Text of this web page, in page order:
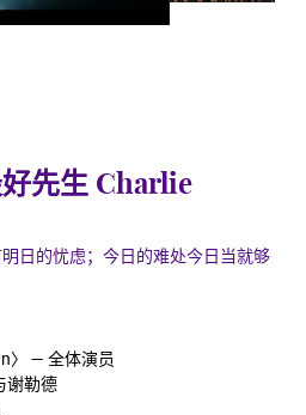
先生 Charlie
日的忧虑；今日的难处今日当就够
〉 — 全体演员
谢勒德